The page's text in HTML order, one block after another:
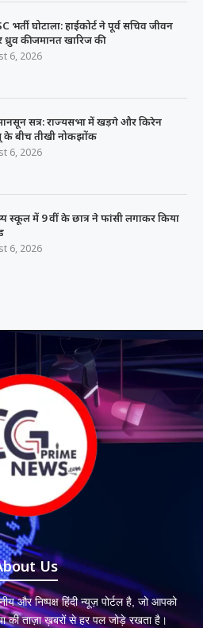
भर्ती घोटाला: हाईकोर्ट ने पूर्व सचिव जीवन
ध्रुव की जमानत खारिज की
6, 2026
सत्र: राज्यसभा में खड़गे और किरेन
के बीच तीखी नोकझोंक
6, 2026
स्कूल में 9 वीं के छात्र ने फांसी लगाकर किया
6, 2026
Us
और निष्पक्ष हिंदी न्यूज़ पोर्टल है, जो आपको
ताज़ा ख़बरों से हर पल जोड़े रखता है।